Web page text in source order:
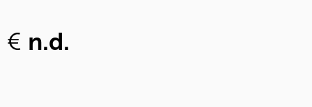
€ n.d.